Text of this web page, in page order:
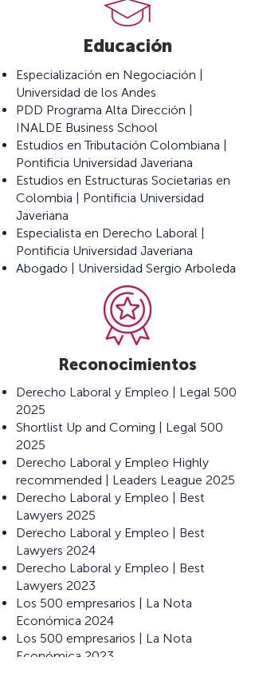
Educación
Especialización en Negociación |
Universidad de los Andes
PDD Programa Alta Dirección |
INALDE Business School
Estudios en Tributación Colombiana |
Pontificia Universidad Javeriana
Estudios en Estructuras Societarias en
Colombia | Pontificia Universidad
Javeriana
Especialista en Derecho Laboral |
Pontificia Universidad Javeriana
Abogado | Universidad Sergio Arboleda
Reconocimientos
Derecho Laboral y Empleo | Legal 500
2025
Shortlist Up and Coming | Legal 500
2025
Derecho Laboral y Empleo Highly
recommended | Leaders League 2025
Derecho Laboral y Empleo | Best
Lawyers 2025
Derecho Laboral y Empleo | Best
Lawyers 2024
Derecho Laboral y Empleo | Best
Lawyers 2023
Los 500 empresarios | La Nota
Económica 2024
Los 500 empresarios | La Nota
Económica 2023